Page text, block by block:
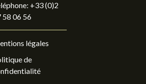
+33 (0)2
58 06 56
légales
de